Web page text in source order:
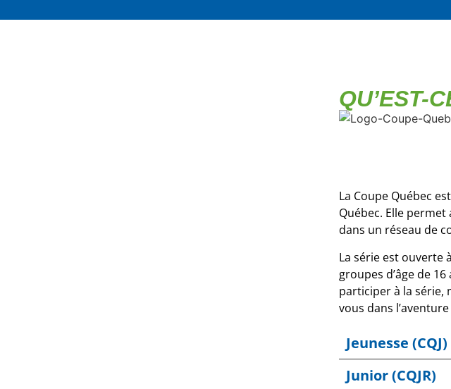
QU’EST-
La Coupe Québec
Québec. Elle
dans un réseau de
La série est ouverte
groupes d’âge de
participer à la série,
vous dans l’aventure
Jeunesse (CQJ)
Junior (CQJR)